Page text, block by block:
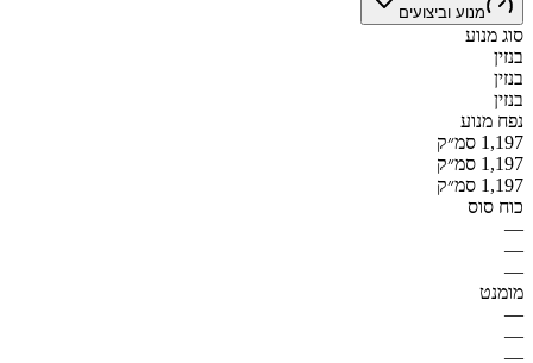
מנוע וביצועים
סוג מנוע
בנזין
בנזין
בנזין
נפח מנוע
1,197 סמ״ק
1,197 סמ״ק
1,197 סמ״ק
כוח סוס
—
—
—
מומנט
—
—
—